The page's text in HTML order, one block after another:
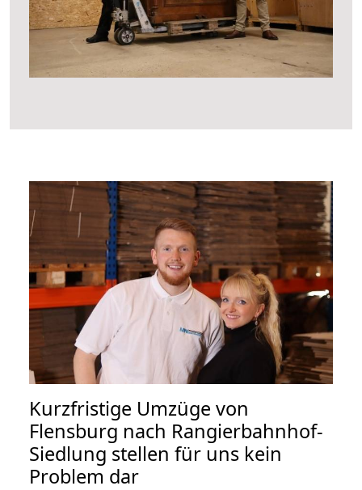
Kurzfristige Umzüge von
Flensburg nach Rangierbahnhof-
Siedlung stellen für uns kein
Problem dar